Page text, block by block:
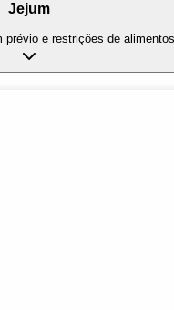
Jejum
prévio e restrições de